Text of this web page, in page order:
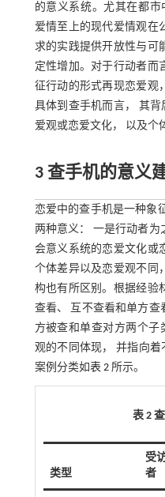
的意义系统。尤其在都市
爱情至上的现代爱情观在
求的实践提供开放性与可
定性增加。对于行动者而
征行动的形式再现恋爱观
具体到查手机而言， 其
爱观或恋爱文化， 以及个
3 查手机的意义
恋爱中的查手机是一种象
两种意义： 一是行动者
会意义系统的恋爱文化或
个体差异以及恋爱观不同
构也有所区别。根据经验
查看、 互不查看和单方查
方被查和单查对方两个子
观的不同体现， 并指向
案例分类如表 2所示。
表 2
类型
受
者